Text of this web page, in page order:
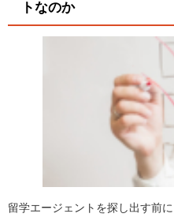
トなのか
留学エージェントを探し出す前